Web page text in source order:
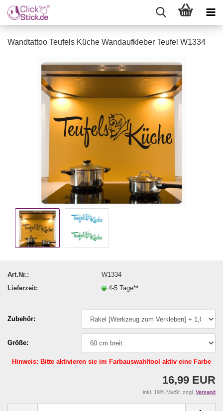
Wandtattoo Teufels Küche Wandaufkleber Teufel W1334
Art.Nr.:
W1334
Lieferzeit:
4-5 Tage**
Zubehör:
Größe:
Hinweis: Bitte aktivieren sie im Farbauswahltool aktiv eine Farbe
16,99 EUR
inkl. 19% MwSt. zzgl. Versand